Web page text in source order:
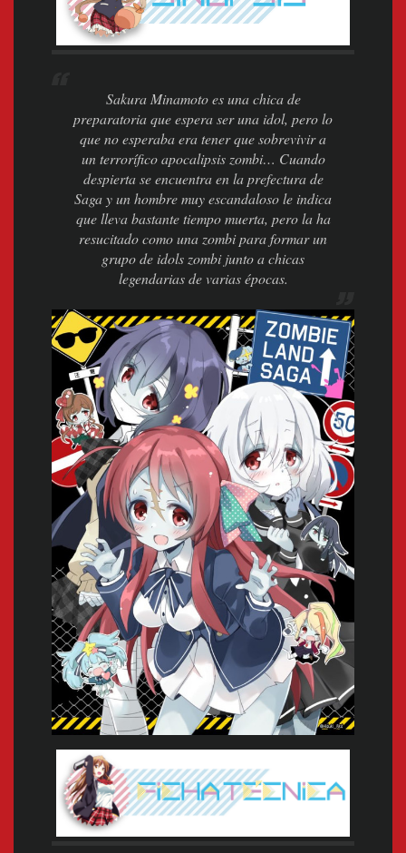
Sakura Minamoto es una chica de
preparatoria que espera ser una idol, pero lo
que no esperaba era tener que sobrevivir a
un terrorífico apocalipsis zombi… Cuando
despierta se encuentra en la prefectura de
Saga y un hombre muy escandaloso le indica
que lleva bastante tiempo muerta, pero la ha
resucitado como una zombi para formar un
grupo de idols zombi junto a chicas
legendarias de varias épocas.